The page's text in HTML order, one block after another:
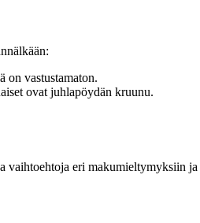
on vastustamaton.
ovat juhlapöydän kruunu.
vaihtoehtoja eri makumieltymyksiin